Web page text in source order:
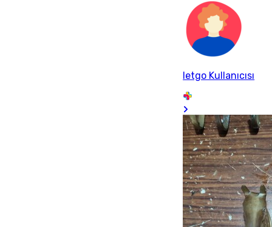
letgo Kullanıcısı